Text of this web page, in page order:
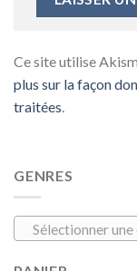
Ce site utilise
plus sur la façon
traitées.
GENRES
Sélectionner